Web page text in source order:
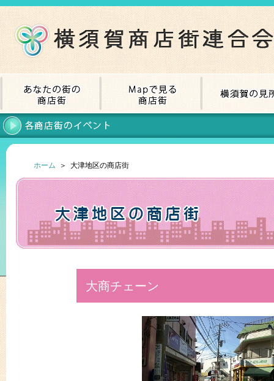
ホーム ＞ 大津地区の商店街
大商チェーン